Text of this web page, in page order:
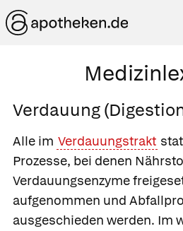
Verdauung
Alle im Verdauungstrakt
Prozesse, bei denen
Verdauungsenzyme
aufgenommen und
ausgeschieden werden. Im